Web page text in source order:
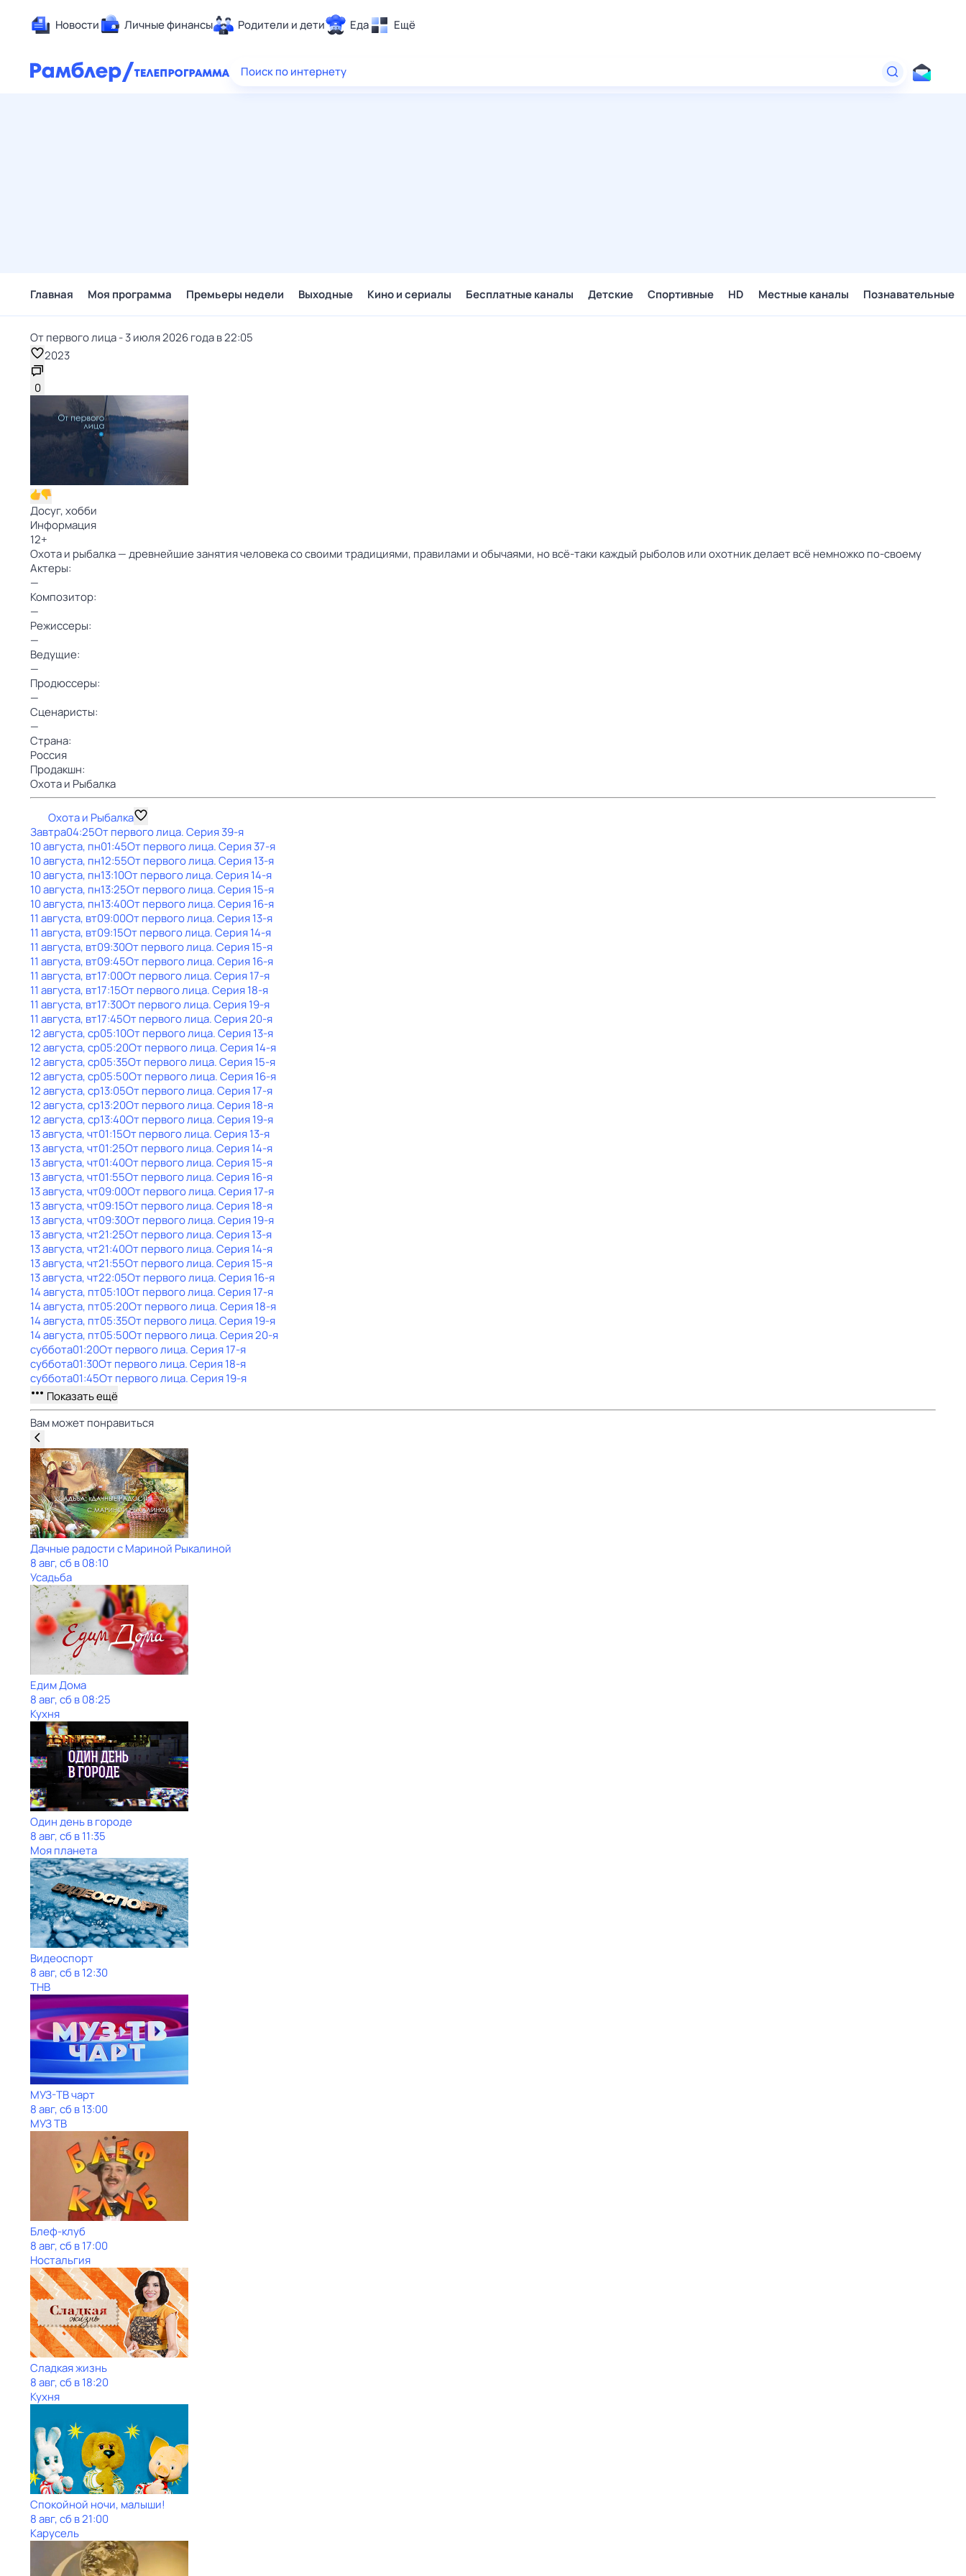
Новости Личные финансы Родители и дети Еда Ещё
Здоровье
Поиск по интернету
Главная Моя программа Премьеры недели Выходные Кино и сериалы Бесплатные каналы Детские Спортивные HD Местные каналы Познавательные
От первого лица - 3 июля 2026 года в 22:05
2023
0
Досуг, хобби
Информация
12+
Охота и рыбалка — древнейшие занятия человека со своими традициями, правилами и обычаями, но всё-таки каждый рыболов или охотник делает всё немножко по-своему
Актеры:
—
Композитор:
—
Режиссеры:
—
Ведущие:
—
Продюссеры:
—
Сценаристы:
—
Страна:
Россия
Продакшн:
Охота и Рыбалка
Охота и Рыбалка
Завтра04:25От первого лица. Серия 39-я
10 августа, пн01:45От первого лица. Серия 37-я
10 августа, пн12:55От первого лица. Серия 13-я
10 августа, пн13:10От первого лица. Серия 14-я
10 августа, пн13:25От первого лица. Серия 15-я
10 августа, пн13:40От первого лица. Серия 16-я
11 августа, вт09:00От первого лица. Серия 13-я
11 августа, вт09:15От первого лица. Серия 14-я
11 августа, вт09:30От первого лица. Серия 15-я
11 августа, вт09:45От первого лица. Серия 16-я
11 августа, вт17:00От первого лица. Серия 17-я
11 августа, вт17:15От первого лица. Серия 18-я
11 августа, вт17:30От первого лица. Серия 19-я
11 августа, вт17:45От первого лица. Серия 20-я
12 августа, ср05:10От первого лица. Серия 13-я
12 августа, ср05:20От первого лица. Серия 14-я
12 августа, ср05:35От первого лица. Серия 15-я
12 августа, ср05:50От первого лица. Серия 16-я
12 августа, ср13:05От первого лица. Серия 17-я
12 августа, ср13:20От первого лица. Серия 18-я
12 августа, ср13:40От первого лица. Серия 19-я
13 августа, чт01:15От первого лица. Серия 13-я
13 августа, чт01:25От первого лица. Серия 14-я
13 августа, чт01:40От первого лица. Серия 15-я
13 августа, чт01:55От первого лица. Серия 16-я
13 августа, чт09:00От первого лица. Серия 17-я
13 августа, чт09:15От первого лица. Серия 18-я
13 августа, чт09:30От первого лица. Серия 19-я
13 августа, чт21:25От первого лица. Серия 13-я
13 августа, чт21:40От первого лица. Серия 14-я
13 августа, чт21:55От первого лица. Серия 15-я
13 августа, чт22:05От первого лица. Серия 16-я
14 августа, пт05:10От первого лица. Серия 17-я
14 августа, пт05:20От первого лица. Серия 18-я
14 августа, пт05:35От первого лица. Серия 19-я
14 августа, пт05:50От первого лица. Серия 20-я
суббота01:20От первого лица. Серия 17-я
суббота01:30От первого лица. Серия 18-я
суббота01:45От первого лица. Серия 19-я
Показать ещё
Вам может понравиться
Дачные радости с Мариной Рыкалиной
8 авг, сб в 08:10
Усадьба
Едим Дома
8 авг, сб в 08:25
Кухня
Один день в городе
8 авг, сб в 11:35
Моя планета
Видеоспорт
8 авг, сб в 12:30
ТНВ
МУЗ-ТВ чарт
8 авг, сб в 13:00
МУЗ ТВ
Блеф-клуб
8 авг, сб в 17:00
Ностальгия
Сладкая жизнь
8 авг, сб в 18:20
Кухня
Спокойной ночи, малыши!
8 авг, сб в 21:00
Карусель